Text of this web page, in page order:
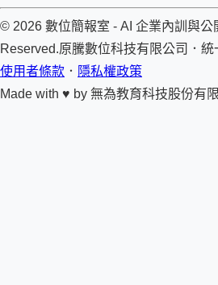
© 2026 數位簡報室 - AI 企業內訓與公
Reserved.原騰數位科技有限公司 ． 統
使用者條款 ． 隱私權政策
Made with ♥ by 無為教育科技股份有